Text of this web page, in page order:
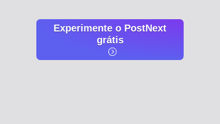
Experimente o PostNext
grátis